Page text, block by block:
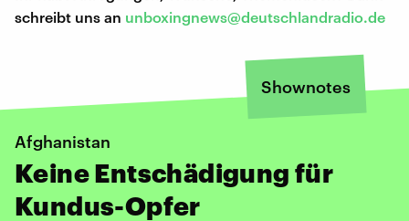
schreibt uns an unboxingnews@deutschlandradio.de
Shownotes
Afghanistan
Keine Entschädigung für
Kundus-Opfer